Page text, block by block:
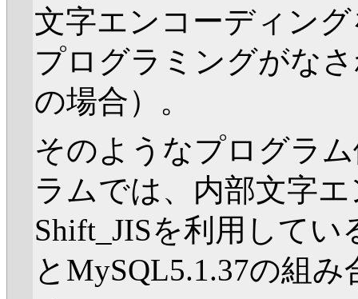
文字エンコーディン
プログラミングがな
の場合）。
そのようなプログラ
ラムでは、内部文字
Shift_JISを利用してい
とMySQL5.1.37の組